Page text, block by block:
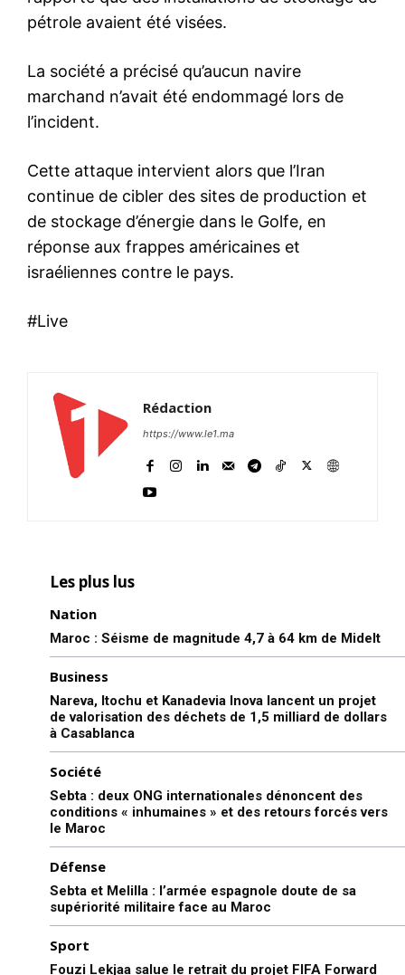
pétrole avaient été visées.
La société a précisé qu’aucun navire
marchand n’avait été endommagé lors de
l’incident.
Cette attaque intervient alors que l’Iran
continue de cibler des sites de production et
de stockage d’énergie dans le Golfe, en
réponse aux frappes américaines et
israéliennes contre le pays.
#Live
Rédaction
https://www.le1.ma
Les plus lus
Nation
Maroc : Séisme de magnitude 4,7 à 64 km de Midelt
Business
Nareva, Itochu et Kanadevia Inova lancent un projet
de valorisation des déchets de 1,5 milliard de dollars
à Casablanca
Société
Sebta : deux ONG internationales dénoncent des
conditions « inhumaines » et des retours forcés vers
le Maroc
Défense
Sebta et Melilla : l’armée espagnole doute de sa
supériorité militaire face au Maroc
Sport
Fouzi Lekjaa salue le retrait du projet FIFA Forward